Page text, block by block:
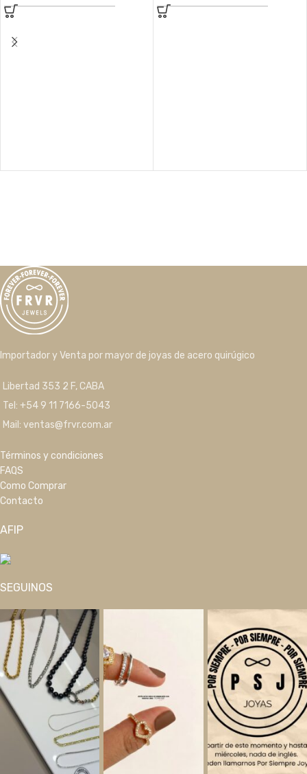
Importador y Venta por mayor de joyas de acero quirúgico
Libertad 353 2 F, CABA
Tel: +54 9 11 7166-5043
Mail: ventas@frvr.com.ar
Términos y condiciones
FAQS
Como Comprar
Contacto
AFIP
SEGUINOS